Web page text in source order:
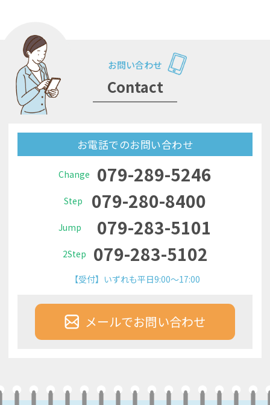
お問い合わせ
Contact
お電話でのお問い合わせ
Change 079-289-5246
Step 079-280-8400
Jump 079-283-5101
2Step 079-283-5102
【受付】いずれも平日9:00～17:00
メールでお問い合わせ